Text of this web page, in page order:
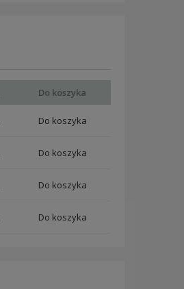
Do koszyka